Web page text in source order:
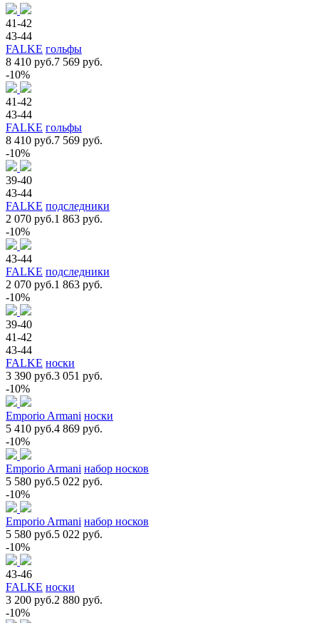
41-42
43-44
FALKE гольфы
8 410 руб.7 569 руб.
-10%
41-42
43-44
FALKE гольфы
8 410 руб.7 569 руб.
-10%
39-40
43-44
FALKE подследники
2 070 руб.1 863 руб.
-10%
43-44
FALKE подследники
2 070 руб.1 863 руб.
-10%
39-40
41-42
43-44
FALKE носки
3 390 руб.3 051 руб.
-10%
Emporio Armani носки
5 410 руб.4 869 руб.
-10%
Emporio Armani набор носков
5 580 руб.5 022 руб.
-10%
Emporio Armani набор носков
5 580 руб.5 022 руб.
-10%
43-46
FALKE носки
3 200 руб.2 880 руб.
-10%